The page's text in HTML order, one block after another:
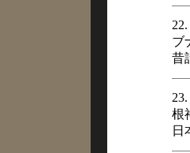
22.
ブ
昔
23.
根
日